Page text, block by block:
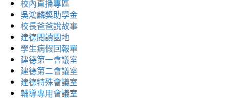
校內直播專區
吳鴻麟獎助學金
校長爸爸說故事
建德閱讀園地
學生病假回報單
建德第一會議室
建德第二會議室
建德特殊會議室
輔導專用會議室